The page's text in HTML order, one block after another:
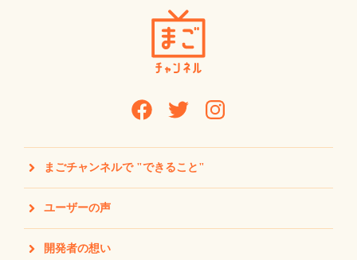
まごチャンネルで "できること"
ユーザーの声
開発者の想い